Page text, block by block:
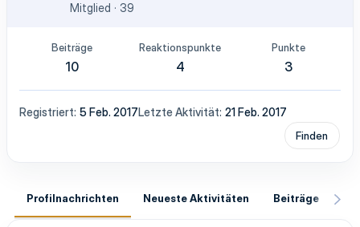
Mitglied · 39
Beiträge
10
Reaktionspunkte
4
Punkte
3
Registriert 5 Feb. 2017Letzte Aktivität 21 Feb. 2017
Finden
Profilnachrichten Neueste Aktivitäten Beiträge